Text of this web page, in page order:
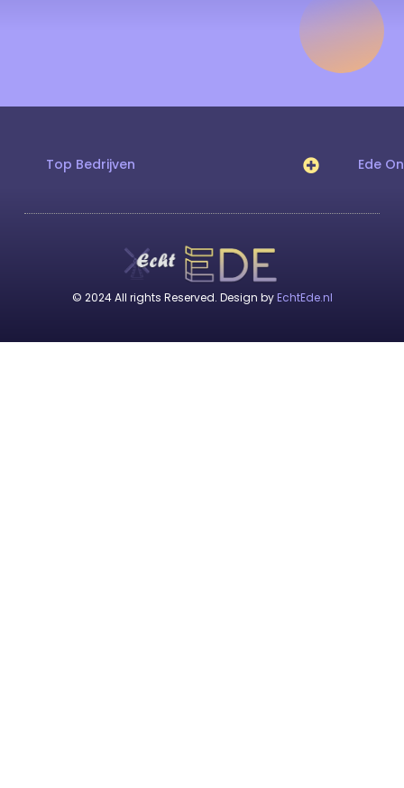
Top Bedrijven Ede
© 2024 All rights Reserved. Design by EchtEde.nl